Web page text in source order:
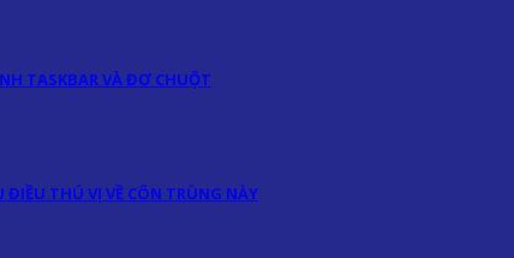
TASKBAR VÀ ĐƠ CHUỘT
ĐIỀU THÚ VỊ VỀ CÔN TRÙNG NÀY